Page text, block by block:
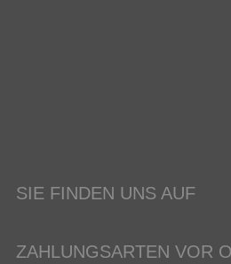
SIE FINDEN UNS AUF
ZAHLUNGSARTEN VOR